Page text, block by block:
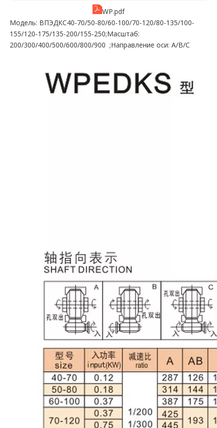
WP.pdf
Модель: ВПЭДКС40-70/50-80/60-100/70-120/80-135/100-
155/120-175/135-200/155-250;Масштаб:
200/300/400/500/600/800/900 ;Направление оси: A/B/C